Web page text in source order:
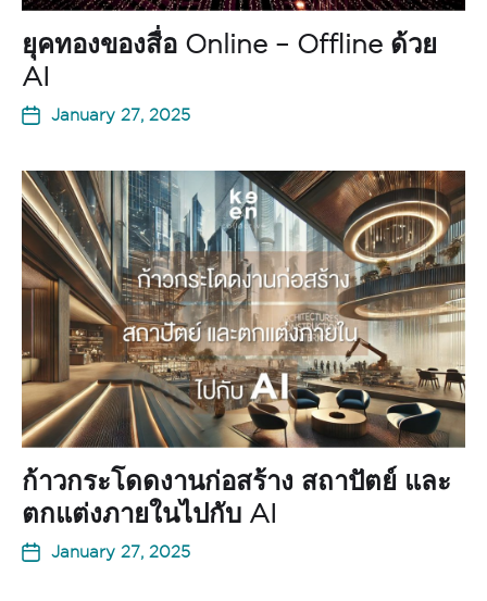
ยุคทองของสื่อ Online – Offline ด้วย
AI
January 27, 2025
ก้าวกระโดดงานก่อสร้าง สถาปัตย์ และ
ตกแต่งภายในไปกับ AI
January 27, 2025